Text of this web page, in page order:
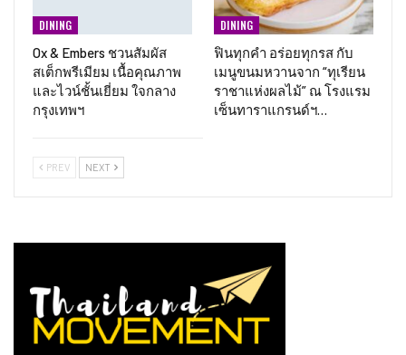
DINING
Ox & Embers ชวนสัมผัส
สเต็กพรีเมียม เนื้อคุณภาพ
และไวน์ชั้นเยี่ยม ใจกลาง
กรุงเทพฯ
DINING
ฟินทุกคำ อร่อยทุกรส กับ
เมนูขนมหวานจาก “ทุเรียน
ราชาแห่งผลไม้” ณ โรงแรม
เซ็นทาราแกรนด์ฯ…
PREV NEXT